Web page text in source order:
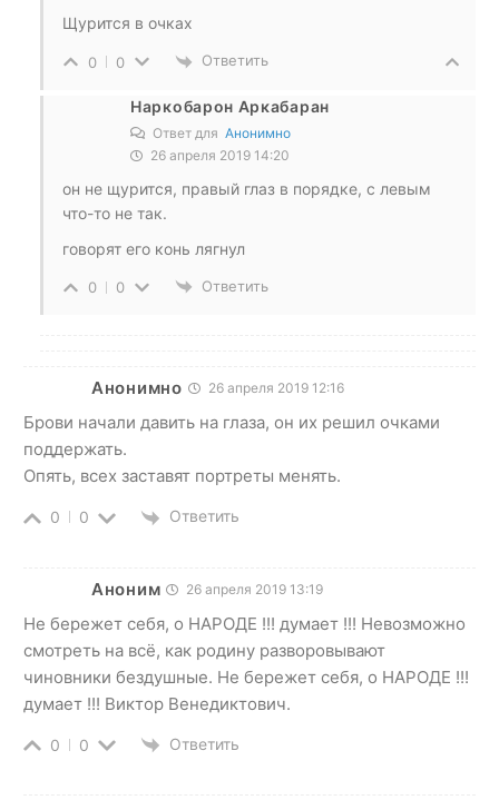
Щурится в очках
0 0 Ответить
Наркобарон Аркабаран
Ответ для Анонимно
26 апреля 2019 14:20
он не щурится, правый глаз в порядке, с левым
что-то не так.
говорят его конь лягнул
0 0 Ответить
Анонимно 26 апреля 2019 12:16
Брови начали давить на глаза, он их решил очками
поддержать.
Опять, всех заставят портреты менять.
0 0 Ответить
Аноним 26 апреля 2019 13:19
Не бережет себя, о НАРОДЕ !!! думает !!! Невозможно
смотреть на всё, как родину разворовывают
чиновники бездушные. Не бережет себя, о НАРОДЕ !!!
думает !!! Виктор Венедиктович.
0 0 Ответить